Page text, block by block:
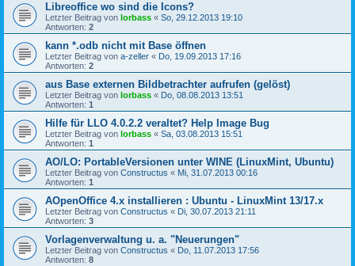
Libreoffice wo sind die Icons?
Letzter Beitrag von lorbass « So, 29.12.2013 19:10
Antworten: 2
kann *.odb nicht mit Base öffnen
Letzter Beitrag von a-zeller « Do, 19.09.2013 17:16
Antworten: 2
aus Base externen Bildbetrachter aufrufen (gelöst)
Letzter Beitrag von lorbass « Do, 08.08.2013 13:51
Antworten: 1
Hilfe für LLO 4.0.2.2 veraltet? Help Image Bug
Letzter Beitrag von lorbass « Sa, 03.08.2013 15:51
Antworten: 1
AO/LO: PortableVersionen unter WINE (LinuxMint, Ubuntu)
Letzter Beitrag von Constructus « Mi, 31.07.2013 00:16
Antworten: 1
AOpenOffice 4.x installieren : Ubuntu - LinuxMint 13/17.x
Letzter Beitrag von Constructus « Di, 30.07.2013 21:11
Antworten: 3
Vorlagenverwaltung u. a. "Neuerungen"
Letzter Beitrag von Constructus « Do, 11.07.2013 17:56
Antworten: 8